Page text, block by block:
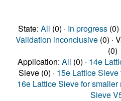
State: All (0) · In progress(0)
Validation inconclusive(0) ·
(0)
Application: All (0) · 14e
Sieve (0) · 15e Lattice
16e Lattice Sieve for smaller
Sieve